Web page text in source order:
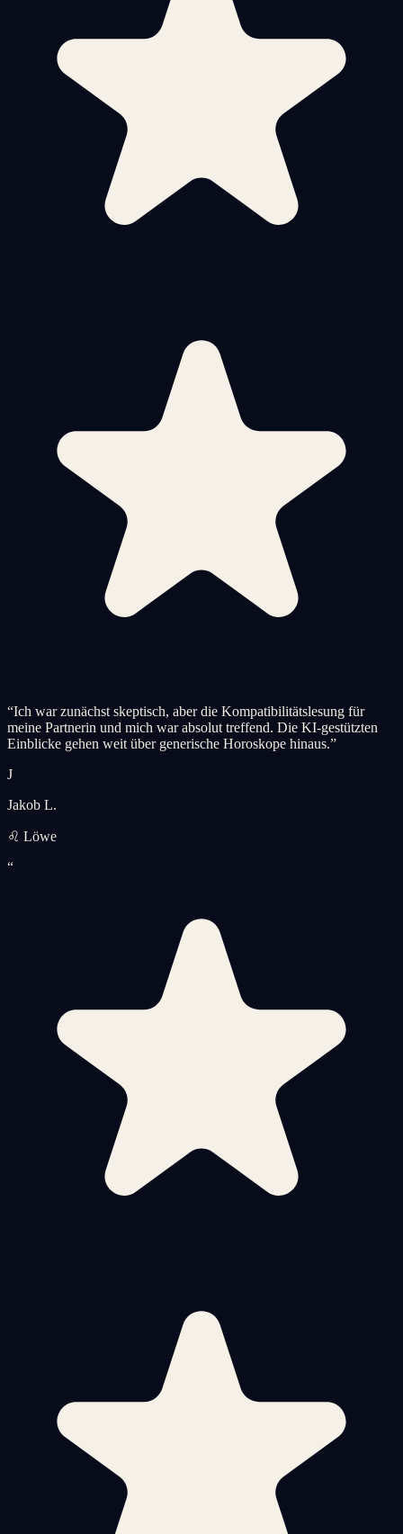
“Ich war zunächst skeptisch, aber die Kompatibilitätslesung für
meine Partnerin und mich war absolut treffend. Die KI-gestützten
Einblicke gehen weit über generische Horoskope hinaus.”
J
Jakob L.
♌ Löwe
“